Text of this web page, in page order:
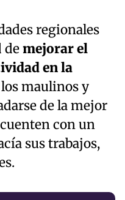
regionales
demejorar el
en la
maulinos y
de la mejor
con un
sus trabajos,